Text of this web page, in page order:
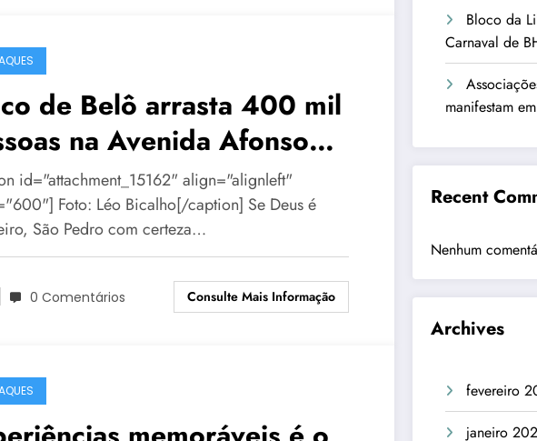
de Belô arrasta 400 mil
na Avenida Afonso
id="attachment_15162" align="alignleft"
Foto: Léo Bicalho[/caption] Se Deus é
São Pedro com certeza…
0 Comentários Consulte Mais Informação
Bloco da
Carnaval de
manifestam
Recent
Nenhum
Archives
fevereiro
janeiro